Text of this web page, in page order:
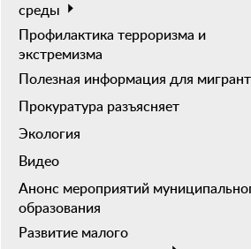
среды
Профилактика терроризма и
экстремизма
Полезная информация для
Прокуратура разъясняет
Экология
Видео
Анонс мероприятий
образования
Развитие малого